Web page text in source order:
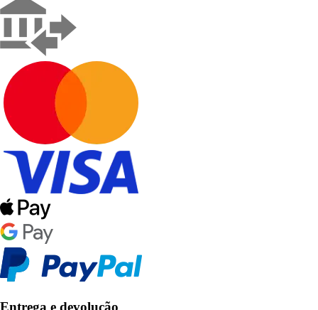
Entrega e devolução